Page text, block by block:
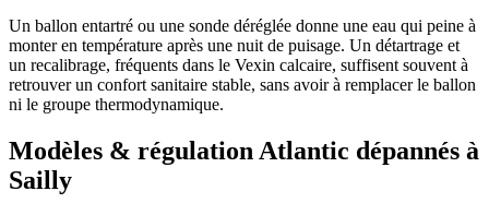
Un ballon entartré ou une sonde déréglée donne une eau qui peine à
monter en température après une nuit de puisage. Un détartrage et
un recalibrage, fréquents dans le Vexin calcaire, suffisent souvent à
retrouver un confort sanitaire stable, sans avoir à remplacer le ballon
ni le groupe thermodynamique.
Modèles & régulation Atlantic dépannés à
Sailly